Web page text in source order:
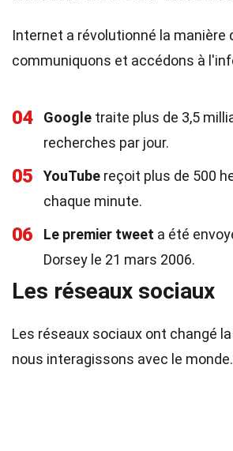
Internet a révolutionné la manière
communiquons et accédons à
04 Google traite plus de 3,5
recherches par jour.
05 YouTube reçoit plus de 500
chaque minute.
06 Le premier tweet a été
Dorsey le 21 mars 2006.
Les réseaux sociaux
Les réseaux sociaux ont changé
nous interagissons avec le monde.